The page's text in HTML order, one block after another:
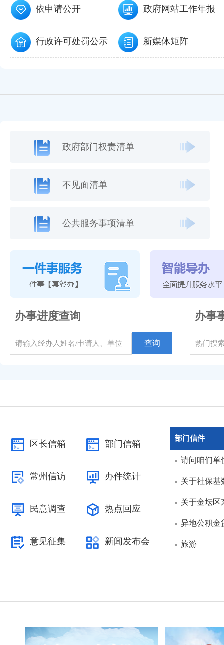
依申请公开 政府网站工作年报
行政许可处罚公示 新媒体矩阵
政府部门权责清单
不见面清单
公共服务事项清单
办事进度查询
查询
办事
区长信箱 部门信箱
常州信访 办件统计
民意调查 热点回应
意见征集 新闻发布会
部门信件
请问咱们单
关于社保基
关于金坛区
异地公积金
旅游